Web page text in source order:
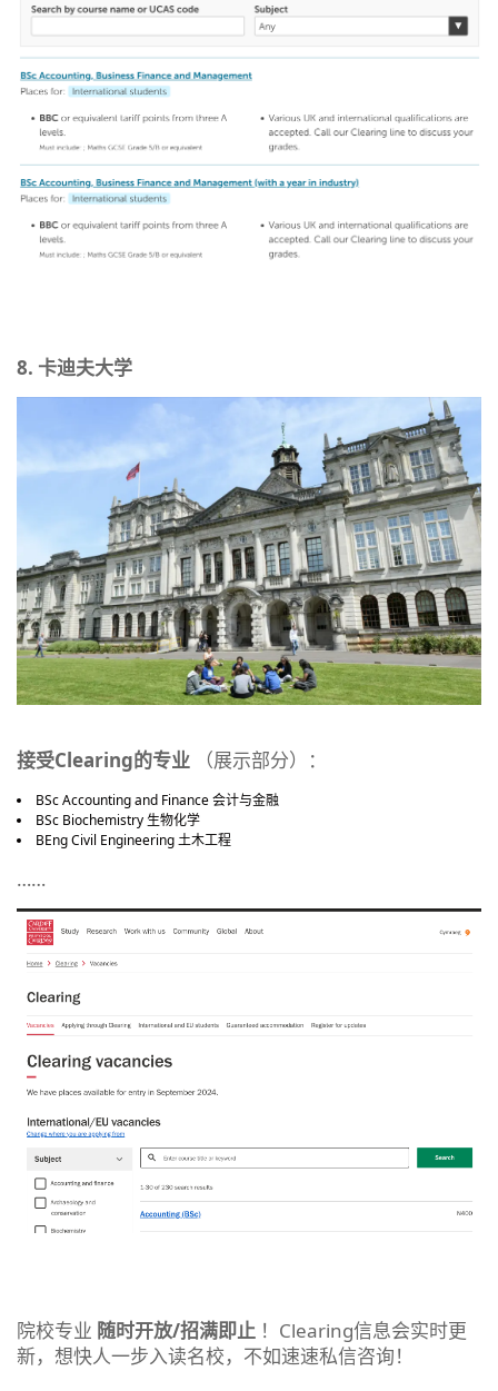
8. 卡迪夫大学
接受Clearing的专业 （展示部分）：
BSc Accounting and Finance 会计与金融
BSc Biochemistry 生物化学
BEng Civil Engineering 土木工程
……
院校专业 随时开放/招满即止 ！Clearing信息会实时更
新，想快人一步入读名校，不如速速私信咨询！